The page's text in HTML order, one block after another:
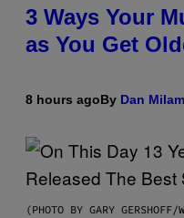
3 Ways Your
as You Get
8 hours agoBy Dan Milam
(PHOTO BY GARY GERSHOFF/